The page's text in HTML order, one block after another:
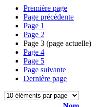
Première page
Page précédente
Page 1
Page 2
Page 3 (page actuelle)
Page 4
Page 5
Page suivante
Dernière page